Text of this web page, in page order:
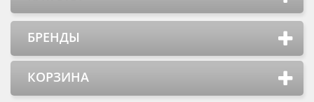
БРЕНДЫ
КОРЗИНА